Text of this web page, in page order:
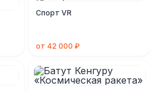
Спорт VR
от 42 000 ₽